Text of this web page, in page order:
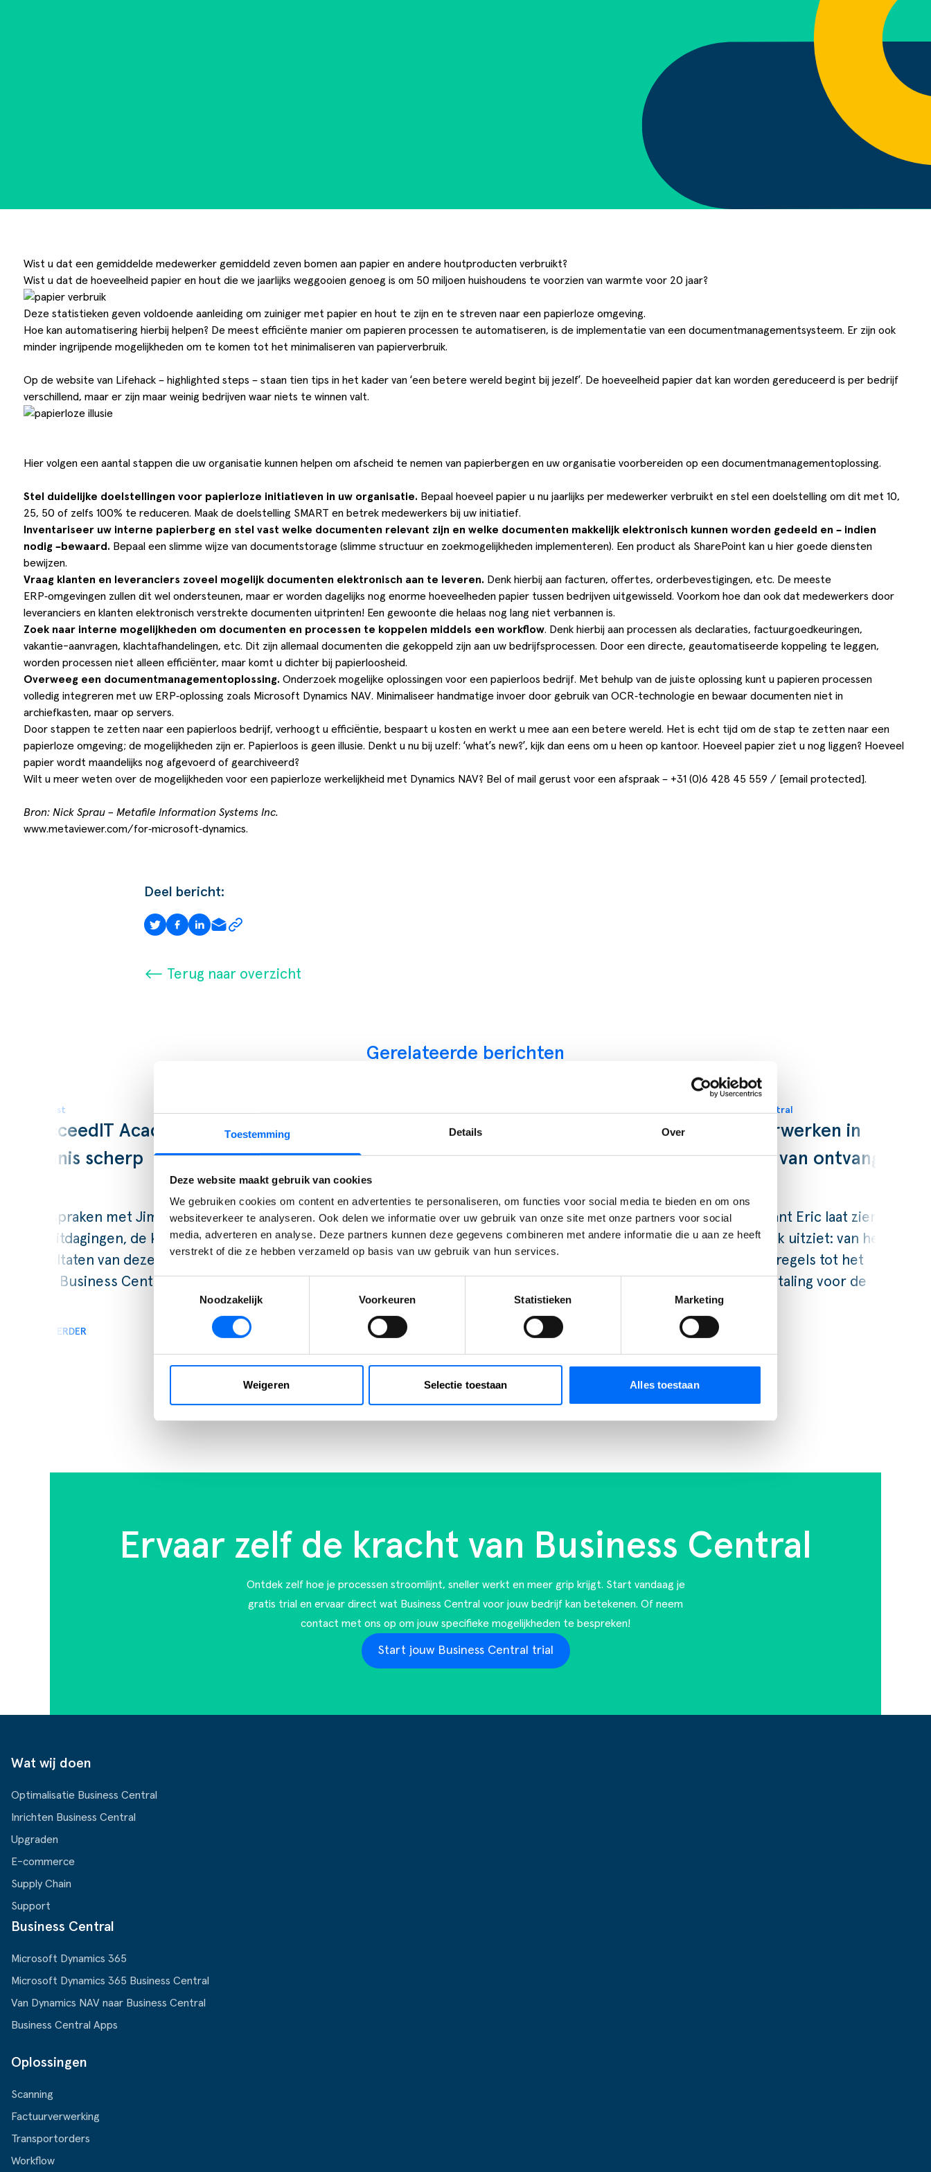
Toestemming Details Over
Deze website maakt gebruik van cookies
We gebruiken cookies om content en advertenties te personaliseren, om functies voor social media te bieden en om ons
websiteverkeer te analyseren. Ook delen we informatie over uw gebruik van onze site met onze partners voor social
media, adverteren en analyse. Deze partners kunnen deze gegevens combineren met andere informatie die u aan ze heeft
verstrekt of die ze hebben verzameld op basis van uw gebruik van hun services.
Noodzakelijk
Voorkeuren Statistieken Marketing
Weigeren Selectie toestaan Alles toestaan
Wist u dat een gemiddelde medewerker gemiddeld zeven bomen aan papier en andere houtproducten verbruikt?
Wist u dat de hoeveelheid papier en hout die we jaarlijks weggooien genoeg is om 50 miljoen huishoudens te voorzien van warmte voor 20 jaar?
Deze statistieken geven voldoende aanleiding om zuiniger met papier en hout te zijn en te streven naar een papierloze omgeving.
Hoe kan automatisering hierbij helpen? De meest efficiënte manier om papieren processen te automatiseren, is de implementatie van een documentmanagementsysteem. Er zijn ook
minder ingrijpende mogelijkheden om te komen tot het minimaliseren van papierverbruik.
Op de website van Lifehack – highlighted steps – staan tien tips in het kader van ‘een betere wereld begint bij jezelf’. De hoeveelheid papier dat kan worden gereduceerd is per bedrijf
verschillend, maar er zijn maar weinig bedrijven waar niets te winnen valt.
Hier volgen een aantal stappen die uw organisatie kunnen helpen om afscheid te nemen van papierbergen en uw organisatie voorbereiden op een documentmanagementoplossing.
Stel duidelijke doelstellingen voor papierloze initiatieven in uw organisatie. Bepaal hoeveel papier u nu jaarlijks per medewerker verbruikt en stel een doelstelling om dit met 10,
25, 50 of zelfs 100% te reduceren. Maak de doelstelling SMART en betrek medewerkers bij uw initiatief.
Inventariseer uw interne papierberg en stel vast welke documenten relevant zijn en welke documenten makkelijk elektronisch kunnen worden gedeeld en – indien
nodig –bewaard. Bepaal een slimme wijze van documentstorage (slimme structuur en zoekmogelijkheden implementeren). Een product als SharePoint kan u hier goede diensten
bewijzen.
Vraag klanten en leveranciers zoveel mogelijk documenten elektronisch aan te leveren. Denk hierbij aan facturen, offertes, orderbevestigingen, etc. De meeste
ERP‑omgevingen zullen dit wel ondersteunen, maar er worden dagelijks nog enorme hoeveelheden papier tussen bedrijven uitgewisseld. Voorkom hoe dan ook dat medewerkers door
leveranciers en klanten elektronisch verstrekte documenten uitprinten! Een gewoonte die helaas nog lang niet verbannen is.
Zoek naar interne mogelijkheden om documenten en processen te koppelen middels een workflow. Denk hierbij aan processen als declaraties, factuurgoedkeuringen,
vakantie-aanvragen, klachtafhandelingen, etc. Dit zijn allemaal documenten die gekoppeld zijn aan uw bedrijfsprocessen. Door een directe, geautomatiseerde koppeling te leggen,
worden processen niet alleen efficiënter, maar komt u dichter bij papierloosheid.
Overweeg een documentmanagementoplossing. Onderzoek mogelijke oplossingen voor een papierloos bedrijf. Met behulp van de juiste oplossing kunt u papieren processen
volledig integreren met uw ERP‑oplossing zoals Microsoft Dynamics NAV. Minimaliseer handmatige invoer door gebruik van OCR‑technologie en bewaar documenten niet in
archiefkasten, maar op servers.
Door stappen te zetten naar een papierloos bedrijf, verhoogt u efficiëntie, bespaart u kosten en werkt u mee aan een betere wereld. Het is echt tijd om de stap te zetten naar een
papierloze omgeving; de mogelijkheden zijn er. Papierloos is geen illusie. Denkt u nu bij uzelf: ‘what’s new?’, kijk dan eens om u heen op kantoor. Hoeveel papier ziet u nog liggen? Hoeveel
papier wordt maandelijks nog afgevoerd of gearchiveerd?
Wilt u meer weten over de mogelijkheden voor een papierloze werkelijkheid met Dynamics NAV? Bel of mail gerust voor een afspraak – +31 (0)6 428 45 559 / [email protected].
Bron: Nick Sprau – Metafile Information Systems Inc.
www.metaviewer.com/for‐microsoft‐dynamics.
Deel bericht:
⟵ Terug naar overzicht
Gerelateerde berichten
Podcast
SucceedIT Academy: hoe blijft
kennis scherp
Wij spraken met Jim van De Bosrand, over
de uitdagingen, de keuzes en de
resultaten van deze strategische stap
naar Business Central.
LEES VERDER
Verkoopfactuur verwerken in
Business Central: van order tot
gesloten post
In deze blog lees je hoe hoe je een
verkoopfactuur verwerkt en hoe je
daarna het klantdossier bijhoudt, van
LEES VERDER
Dynamics 365 Business Central
Inkoopfactuur verwerken in
Business Central: van ontvangst
Onze Finance Consultant Eric laat zien
hoe dat er in de praktijk uitziet: van het
ophalen van ontvangstregels tot het
klaarzetten van een betaling voor de
LEES VERDER
Ervaar zelf de kracht van Business Central
Ontdek zelf hoe je processen stroomlijnt, sneller werkt en meer grip krijgt. Start vandaag je
gratis trial en ervaar direct wat Business Central voor jouw bedrijf kan betekenen. Of neem
contact met ons op om jouw specifieke mogelijkheden te bespreken!
Start jouw Business Central trial
Wat wij doen
Optimalisatie Business Central
Inrichten Business Central
Upgraden
E-commerce
Supply Chain
Support
Business Central
Microsoft Dynamics 365
Microsoft Dynamics 365 Business Central
Van Dynamics NAV naar Business Central
Business Central Apps
Oplossingen
Scanning
Factuurverwerking
Transportorders
Workflow